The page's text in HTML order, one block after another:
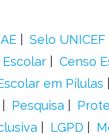
Selo UNICEF
Censo
em Pílulas
Pesquisa
LGPD